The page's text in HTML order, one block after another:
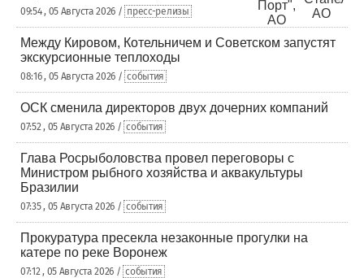
09:54 , 05 Августа 2026 / пресс-релизы
Между Кировом, Котельничем и Советском запустят
экскурсионные теплоходы
08:16 , 05 Августа 2026 / события
ОСК сменила директоров двух дочерних компаний
07:52 , 05 Августа 2026 / события
Глава Росрыболовства провел переговоры с
Министром рыбного хозяйства и аквакультуры
Бразилии
07:35 , 05 Августа 2026 / события
Прокуратура пресекла незаконные прогулки на
катере по реке Воронеж
07:12 , 05 Августа 2026 / события